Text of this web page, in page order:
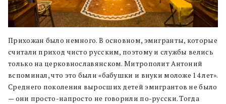
Прихожан было немного. В основном, эмигранты, которые
считали приход чисто русским, поэтому и службы велись
только на церковнославянском. Митрополит Антоний
вспоминал, что это были «бабушки и внуки моложе 14 лет».
Среднего поколения выросших детей эмигрантов не было
— они просто-напросто не говорили по-русски. Тогда